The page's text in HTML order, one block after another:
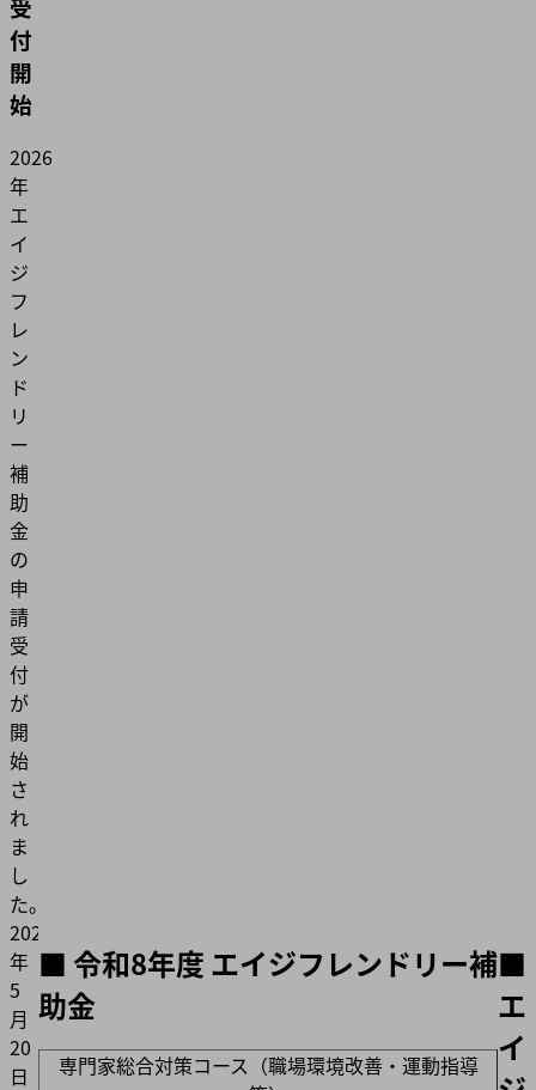
受
付
開
始
2026
年
エ
イ
ジ
フ
レ
ン
ド
リ
ー
補
助
金
の
申
請
受
付
が
開
始
さ
れ
ま
し
た。
2026
年
5
月
20
日
■ 令和8年度 エイジフレンドリー補
助金
専門家総合対策コース（職場環境改善・運動指導
■
エ
イ